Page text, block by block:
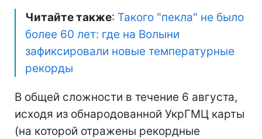
Читайте также: Такого "пекла" не было
более 60 лет: где на Волыни
зафиксировали новые температурные
рекорды
В общей сложности в течение 6 августа,
исходя из обнародованной УкрГМЦ карты
(на которой отражены рекордные